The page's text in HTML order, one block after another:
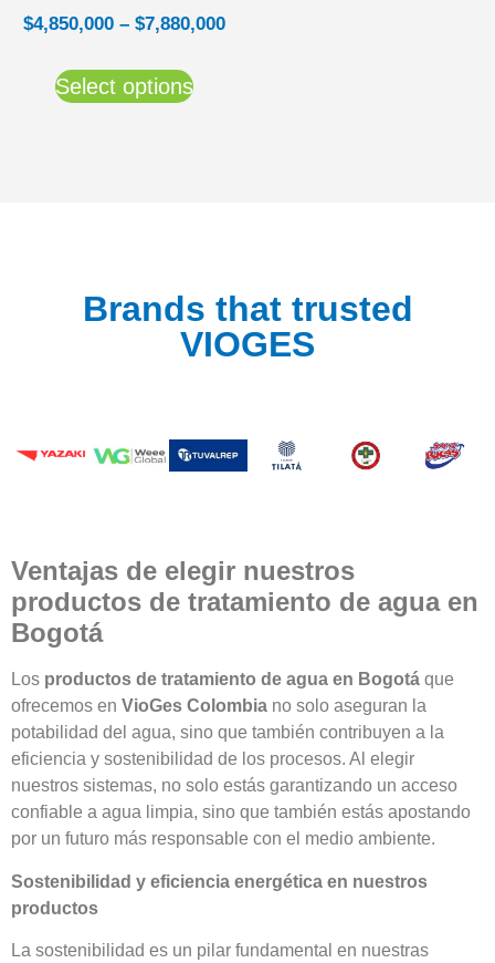
$4,850,000 – $7,880,000
Select options
Brands that trusted
VIOGES
Ventajas de elegir nuestros
productos de tratamiento de agua en
Bogotá
Los productos de tratamiento de agua en Bogotá que
ofrecemos en VioGes Colombia no solo aseguran la
potabilidad del agua, sino que también contribuyen a la
eficiencia y sostenibilidad de los procesos. Al elegir
nuestros sistemas, no solo estás garantizando un acceso
confiable a agua limpia, sino que también estás apostando
por un futuro más responsable con el medio ambiente.
Sostenibilidad y eficiencia energética en nuestros
productos
La sostenibilidad es un pilar fundamental en nuestras